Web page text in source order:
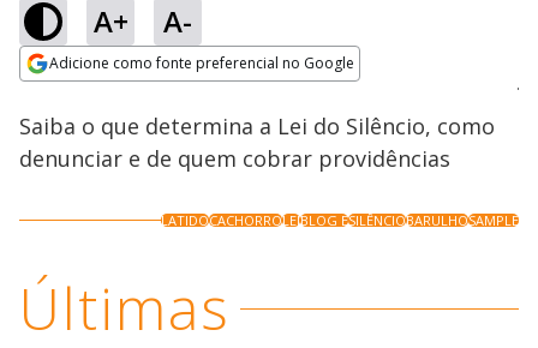
A+ A-
Adicione como fonte preferencial no Google
Ativar
Loaded
65.90%
Saiba o que determina a Lei do Silêncio, como
denunciar e de quem cobrar providências
LATIDOCACHORROLEIBLOG ESILÊNCIOBARULHOSAMPLE
Últimas